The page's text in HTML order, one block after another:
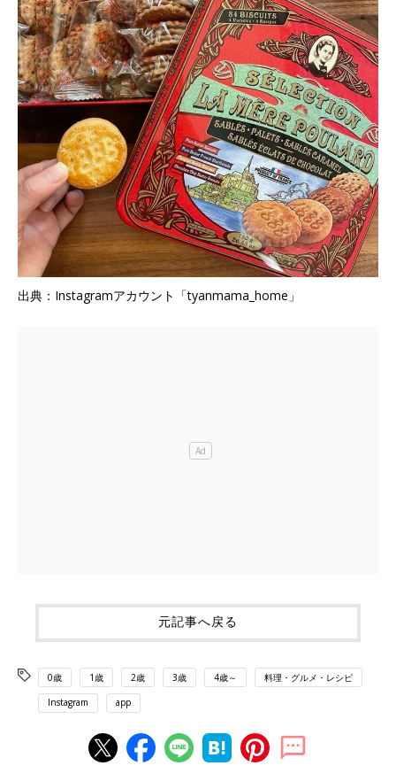
出典：Instagramアカウント「tyanmama_home」
元記事へ戻る
0歳 1歳 2歳 3歳 4歳～ 料理・グルメ・レシピ
Instagram app